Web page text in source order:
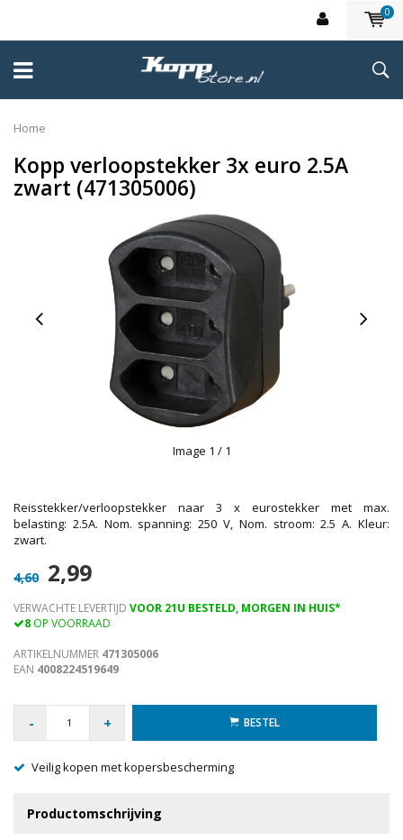
0
Home
Kopp verloopstekker 3x euro 2.5A
zwart (471305006)
Image 1 / 1
Reisstekker/verloopstekker naar 3 x eurostekker met max.
belasting: 2.5A. Nom. spanning: 250 V, Nom. stroom: 2.5 A. Kleur:
zwart.
4,60 2,99
VERWACHTE LEVERTIJD VOOR 21U BESTELD, MORGEN IN HUIS*
8 OP VOORRAAD
ARTIKELNUMMER 471305006
EAN 4008224519649
- + BESTEL
Veilig kopen met kopersbescherming
Productomschrijving